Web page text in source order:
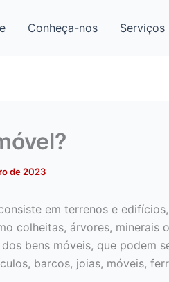
Conheça-nos Serviços
de 2023
em terrenos e
colheitas, árvores, minerais
bens móveis, que podem
barcos, joias, móveis,